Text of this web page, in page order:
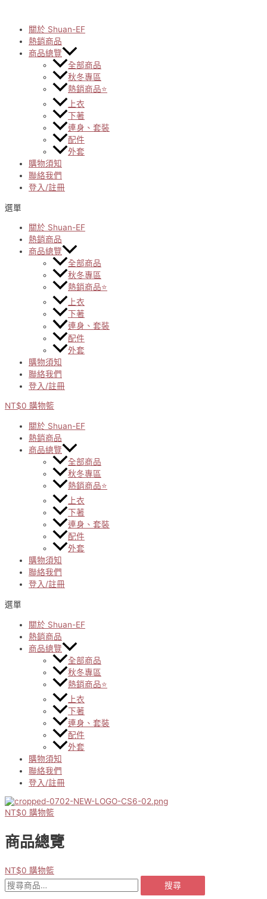
content關於 Shuan-EF
熱銷商品
商品總覽
全部商品
秋冬專區
熱銷商品⭐
上衣
下著
連身、套裝
配件
外套
購物須知
聯絡我們
登入/註冊
選單
關於 Shuan-EF
熱銷商品
商品總覽
全部商品
秋冬專區
熱銷商品⭐
上衣
下著
連身、套裝
配件
外套
購物須知
聯絡我們
登入/註冊
NT$0 購物籃
關於 Shuan-EF
熱銷商品
商品總覽
全部商品
秋冬專區
熱銷商品⭐
上衣
下著
連身、套裝
配件
外套
購物須知
聯絡我們
登入/註冊
選單
關於 Shuan-EF
熱銷商品
商品總覽
全部商品
秋冬專區
熱銷商品⭐
上衣
下著
連身、套裝
配件
外套
購物須知
聯絡我們
登入/註冊
NT$0 購物籃
商品總覽
NT$0 購物籃
搜
尋
搜尋